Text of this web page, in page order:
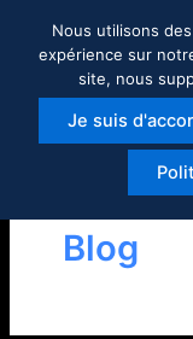
contenu
Blog
Nous utilisons
expérience sur
site, nous
Je suis